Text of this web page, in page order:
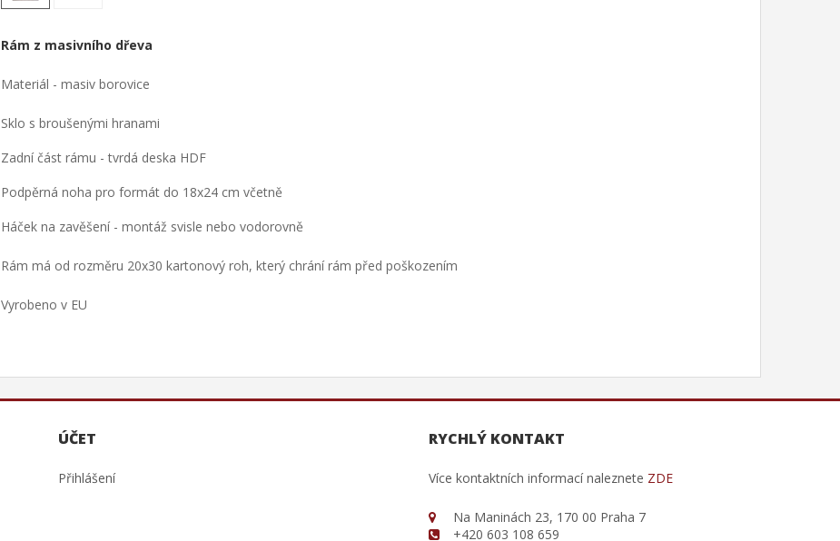
Rám z masivního dřeva
Materiál - masiv borovice
Sklo s broušenými hranami
Zadní část rámu - tvrdá deska HDF
Podpěrná noha pro formát do 18x24 cm včetně
Háček na zavěšení - montáž svisle nebo vodorovně
Rám má od rozměru 20x30 kartonový roh, který chrání rám před poškozením
Vyrobeno v EU
ÚČET
Přihlášení
RYCHLÝ KONTAKT
Více kontaktních informací naleznete ZDE
Na Maninách 23, 170 00 Praha 7
+420 603 108 659